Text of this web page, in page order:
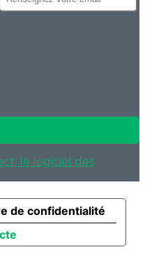
le logiciel des
de confidentialité